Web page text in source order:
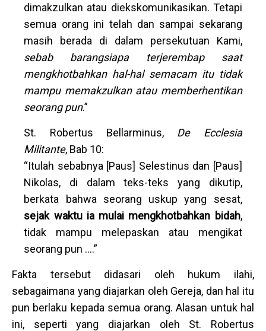
dimakzulkan atau diekskomunikasikan. Tetapi
semua orang ini telah dan sampai sekarang
masih berada di dalam persekutuan Kami,
sebab barangsiapa terjerembap saat
mengkhotbahkan hal-hal semacam itu tidak
mampu memakzulkan atau memberhentikan
seorang pun.”
St. Robertus Bellarminus, De Ecclesia
Militante, Bab 10:
“Itulah sebabnya [Paus] Selestinus dan [Paus]
Nikolas, di dalam teks-teks yang dikutip,
berkata bahwa seorang uskup yang sesat,
sejak waktu ia mulai mengkhotbahkan bidah,
tidak mampu melepaskan atau mengikat
seorang pun ….”
Fakta tersebut didasari oleh hukum ilahi,
sebagaimana yang diajarkan oleh Gereja, dan hal itu
pun berlaku kepada semua orang. Alasan untuk hal
ini, seperti yang diajarkan oleh St. Robertus